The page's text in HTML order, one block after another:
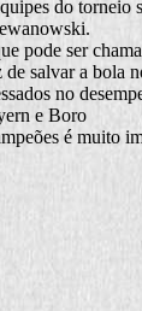
do torneio
pode ser
salvar a bola
no
e Boro
é muito